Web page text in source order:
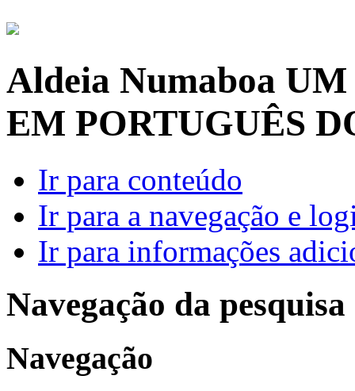
Aldeia Numaboa UM
EM PORTUGUÊS
Ir para conteúdo
Ir para a navegação e
Ir para informações
Navegação da pesquisa
Navegação